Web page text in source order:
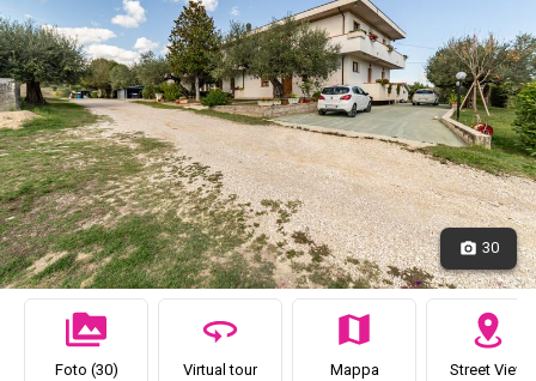
30
Foto (30) Virtual tour Mappa Street View